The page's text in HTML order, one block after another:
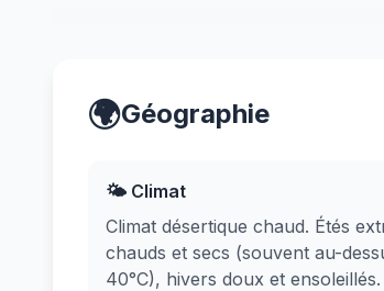
🌍Géographie
🌤️ Climat
Climat désertique chaud. Étés
chauds et secs (souvent au-
40°C), hivers doux et ensoleillés.